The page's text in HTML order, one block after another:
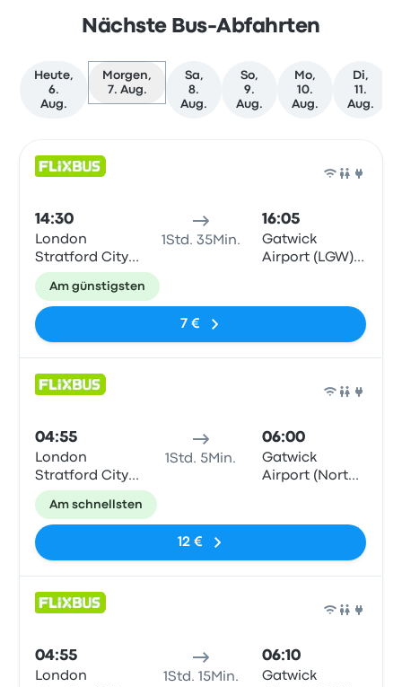
Nächste Bus-Abfahrten
Heute,
6.
Aug.
Morgen,
7. Aug.
Sa,
8.
Aug.
So,
9.
Aug.
Mo,
10.
Aug.
Di,
11.
Aug.
14:30
London
Stratford City
Bus Station
1Std. 35Min.
16:05
Gatwick
Airport (LGW)
Am günstigsten
7 €
04:55
London
Stratford City
Bus Station
1Std. 5Min.
06:00
Gatwick
Airport (North
Am schnellsten
12 €
04:55
London
1Std. 15Min.
06:10
Gatwick